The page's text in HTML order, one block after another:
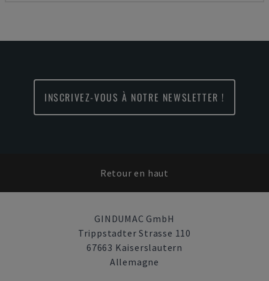
INSCRIVEZ-VOUS À NOTRE NEWSLETTER !
Retour en haut
GINDUMAC GmbH
Trippstadter Strasse 110
67663 Kaiserslautern
Allemagne